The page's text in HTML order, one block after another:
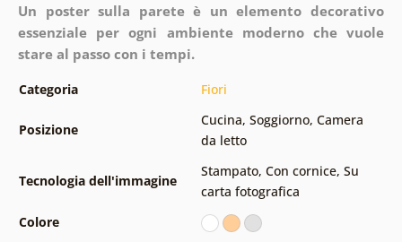
Un poster sulla parete è un elemento decorativo
essenziale per ogni ambiente moderno che vuole
stare al passo con i tempi.
Categoria Fiori
Posizione
Cucina, Soggiorno, Camera
da letto
Tecnologia dell'immagine
Stampato, Con cornice, Su
carta fotografica
Colore